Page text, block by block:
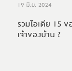
19 มิ.ย. 2024
รวมไอเดีย 15
เจ้าของบ้าน ?